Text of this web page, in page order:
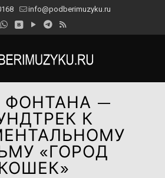
info@podberimuzyku.ru
ФОНТАНА —
К
«ГОРОД